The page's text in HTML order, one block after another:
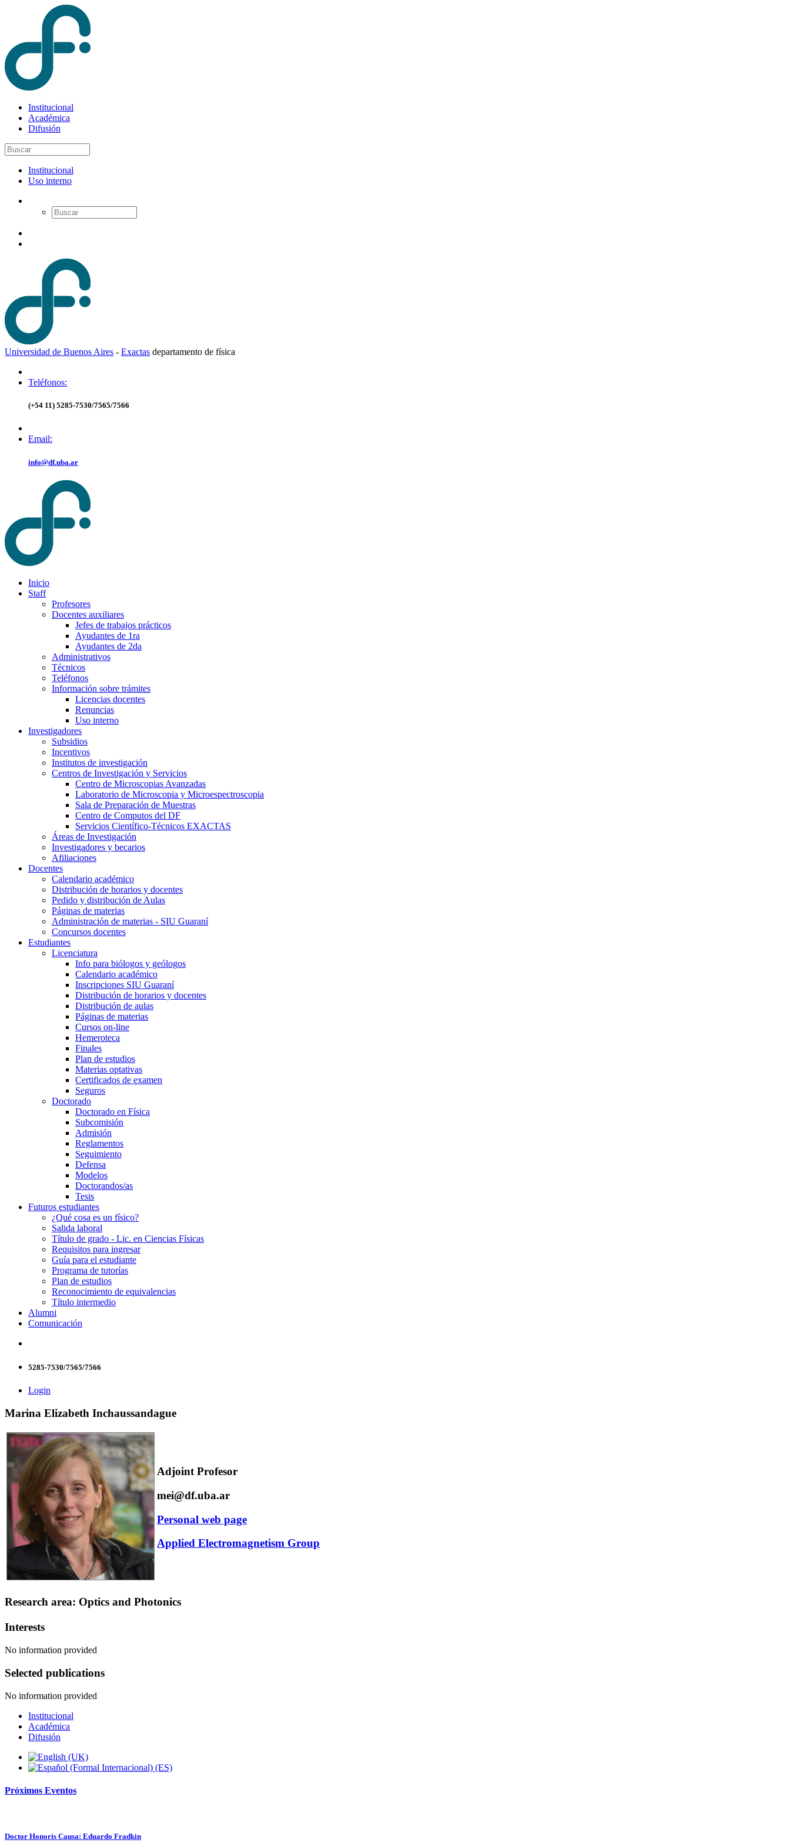
Institucional
Académica
Difusión
Institucional
Uso interno
Universidad de Buenos Aires - Exactas departamento de física
Teléfonos:
(+54 11) 5285-7530/7565/7566
Email:
info@df.uba.ar
Inicio
Staff
Profesores
Docentes auxiliares
Jefes de trabajos prácticos
Ayudantes de 1ra
Ayudantes de 2da
Administrativos
Técnicos
Teléfonos
Información sobre trámites
Licencias docentes
Renuncias
Uso interno
Investigadores
Subsidios
Incentivos
Institutos de investigación
Centros de Investigación y Servicios
Centro de Microscopias Avanzadas
Laboratorio de Microscopia y Microespectroscopia
Sala de Preparación de Muestras
Centro de Computos del DF
Servicios Científico-Técnicos EXACTAS
Áreas de Investigación
Investigadores y becarios
Afiliaciones
Docentes
Calendario académico
Distribución de horarios y docentes
Pedido y distribución de Aulas
Páginas de materias
Administración de materias - SIU Guaraní
Concursos docentes
Estudiantes
Licenciatura
Info para biólogos y geólogos
Calendario académico
Inscripciones SIU Guaraní
Distribución de horarios y docentes
Distribución de aulas
Páginas de materias
Cursos on-line
Hemeroteca
Finales
Plan de estudios
Materias optativas
Certificados de examen
Seguros
Doctorado
Doctorado en Física
Subcomisión
Admisión
Reglamentos
Seguimiento
Defensa
Modelos
Doctorandos/as
Tesis
Futuros estudiantes
¿Qué cosa es un físico?
Salida laboral
Título de grado - Lic. en Ciencias Físicas
Requisitos para ingresar
Guía para el estudiante
Programa de tutorías
Plan de estudios
Reconocimiento de equivalencias
Título intermedio
Alumni
Comunicación
5285-7530/7565/7566
Login
Marina Elizabeth Inchaussandague
Adjoint Profesor
mei@df.uba.ar
Personal web page
Applied Electromagnetism Group
Research area: Optics and Photonics
Interests
No information provided
Selected publications
No information provided
Institucional
Académica
Difusión
Próximos Eventos
Doctor Honoris Causa: Eduardo Fradkin